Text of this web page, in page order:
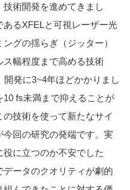
術開発を進めてきまし
るXFELと可視レーザー光
グの揺らぎ（ジッター）
ス幅程度まで高める技術
開発に3~4年ほどかかりまし
fs未満まで抑えることが
技術を使って新たなサイ
回の研究の発端です。実
に立つのか不安でした
ータのクオリティが劇的